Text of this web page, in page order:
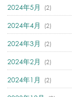
2024年5月 (2)
2024年4月 (2)
2024年3月 (2)
2024年2月 (2)
2024年1月 (2)